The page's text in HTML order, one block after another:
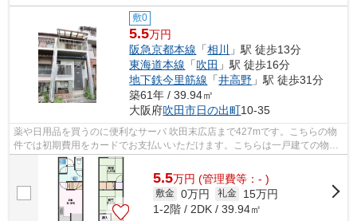
敷0
5.5万円
阪急京都本線 「相川
」駅 徒歩13分
東海道本線 「吹田 」駅 徒歩16分
地下鉄今里筋線 「井高野 」駅 徒歩31分
築61年 / 39.94㎡
大阪府吹田市日の出町10-35
薬や日用品を買うのに便利なサーバ 吹田末広店まで427mです。こちらの物
件では初期費用をカードでお支払いいただけます。こちらは一戸建ての物件
です。2駅利用可能な物件で目的地に応...
5.5万円 (管理費等：- )
敷金 0万円 礼金
15万円
1-2階 / 2DK / 39.94㎡